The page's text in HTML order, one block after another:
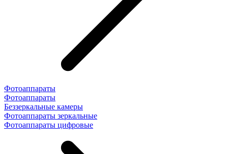
Фотоаппараты
Фотоаппараты
Беззеркальные камеры
Фотоаппараты зеркальные
Фотоаппараты цифровые